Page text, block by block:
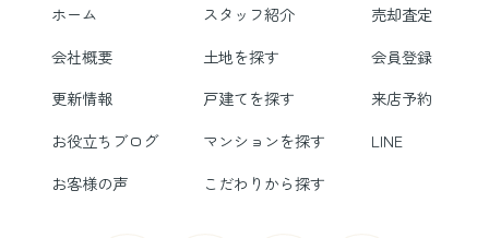
ホーム スタッフ紹介
売却査定
会社概要
土地を探す
会員登録
更新情報
戸建てを探す
来店予約
お役立ちブログ
マンションを探す
LINE
お客様の声
こだわりから探す